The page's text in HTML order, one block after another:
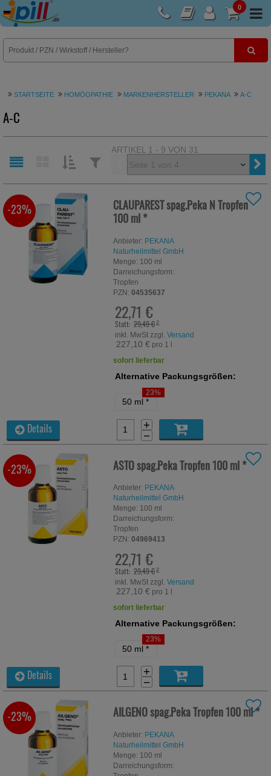
0
E-Rezept
STARTSEITE HOMÖOPATHIE MARKENHERSTELLER PEKANA A-C
A-C
SORTIEREN
NACH:
FILTERN
NACH:
ARTIKEL 1 - 9 VON 31
Vorherige
CLAUPAREST spag.Peka N Tropfen
100 ml*
Anbieter: PEKANA
Naturheilmittel GmbH
Menge: 100 ml
Darreichungsform:
Tropfen
PZN: 04535637
22,71 €
Statt: 29,49 €²
inkl. MwSt zzgl.Versand
227,10 € pro 1 l
-23%
sofort lieferbar
Alternative Packungsgrößen:
50 ml*
23%
+
−
Details
ASTO spag.Peka Tropfen100 ml*
Anbieter: PEKANA
Naturheilmittel GmbH
Menge: 100 ml
Darreichungsform:
Tropfen
PZN: 04969413
22,71 €
Statt: 29,49 €²
inkl. MwSt zzgl.Versand
227,10 € pro 1 l
-23%
sofort lieferbar
Alternative Packungsgrößen:
50 ml*
23%
+
−
Details
AILGENO spag.Peka Tropfen100 ml*
Anbieter: PEKANA
Naturheilmittel GmbH
Menge: 100 ml
Darreichungsform:
-23%